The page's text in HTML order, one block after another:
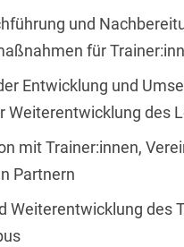
und
für
Entwicklung und
Weiterentwicklung des
mit Trainer:innen,
Partnern
Weiterentwicklung des